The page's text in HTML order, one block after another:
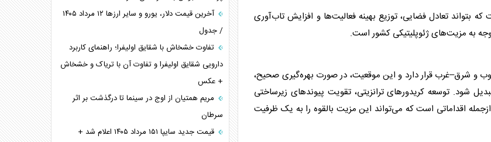
که بتواند تعادل فضایی، توزیع بهینه فعالیت‌ها و افزایش تاب‌آوری
به مزیت‌های ژئوپلیتیکی کشور است.
و شرق–غرب قرار دارد و این موقعیت، در صورت بهره‌گیری صحیح،
شود. توسعهکریدورهای ترانزیتی، تقویت پیوندهای زیرساختی
اقداماتی است که می‌تواند این مزیت بالقوه را به یک ظرفیت
آخرین قیمت دلار، یورو و سایر ارز‌ها ۱۲ مرداد ۱۴۰۵
/ جدول
تفاوت خشخاش با شقایق اولیفرا؛ راهنمای کاربرد
دارویی شقایق اولیفرا و تفاوت آن با تریاک و خشخاش
+ عکس
مریم همتیان از اوج در سینما تا درگذشت بر اثر
سرطان
قیمت جدید سایپا ۱۵۱ مرداد ۱۴۰۵ اعلام شد +